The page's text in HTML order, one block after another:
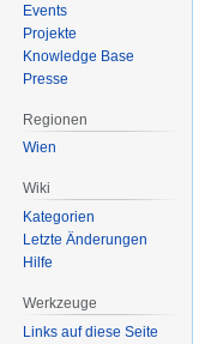
Events
Projekte
Knowledge Base
Presse
Regionen
Wien
Wiki
Kategorien
Letzte Änderungen
Hilfe
Werkzeuge
Links auf diese Seite